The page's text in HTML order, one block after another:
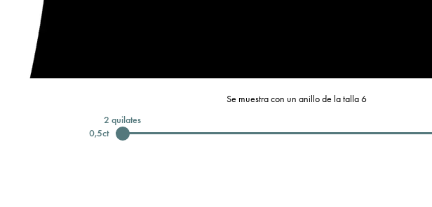
Se muestra con un anillo de la talla 6
0,5ct
2 quilates